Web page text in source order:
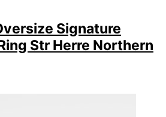
Signature
Str Herre Northern